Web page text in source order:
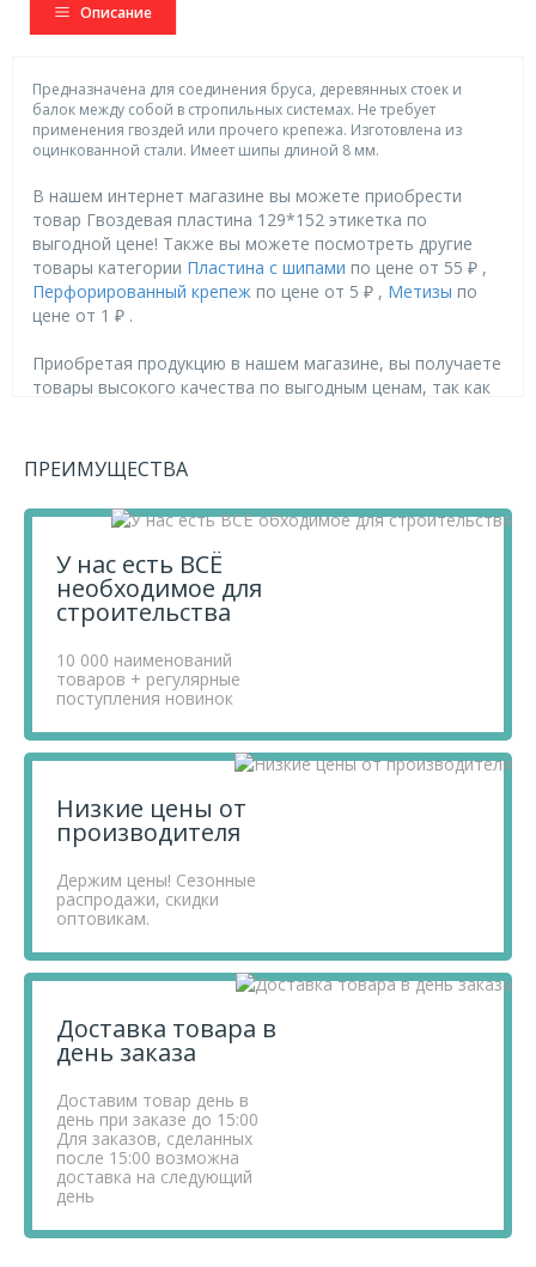
Описание
Предназначена для соединения бруса, деревянных стоек и
балок между собой в стропильных системах. Не требует
применения гвоздей или прочего крепежа. Изготовлена из
оцинкованной стали. Имеет шипы длиной 8 мм.
В нашем интернет магазине вы можете приобрести
товар Гвоздевая пластина 129*152 этикетка по
выгодной цене! Также вы можете посмотреть другие
товары категории Пластина с шипами по цене от 55 ₽ ,
Перфорированный крепеж по цене от 5 ₽ , Метизы по
цене от 1 ₽ .
Приобретая продукцию в нашем магазине, вы получаете
товары высокого качества по выгодным ценам, так как
поставщиков.
Чтобы купить товар Гвоздевая пластина 129*152
этикетка, перенесите его в «Корзину» и оформите свой
Если у вас остались вопросы, вы можете задать их по
телефону +7 812 740 68 02
сайте.
ПРЕИМУЩЕСТВА
У нас есть ВСЁ
необходимое для
строительства
10 000 наименований
товаров + регулярные
поступления новинок
Низкие цены от
производителя
Держим цены! Сезонные
распродажи, скидки
оптовикам.
Доставка товара в
день заказа
Доставим товар день в
день при заказе до 15:00
Для заказов, сделанных
после 15:00 возможна
доставка на следующий
день